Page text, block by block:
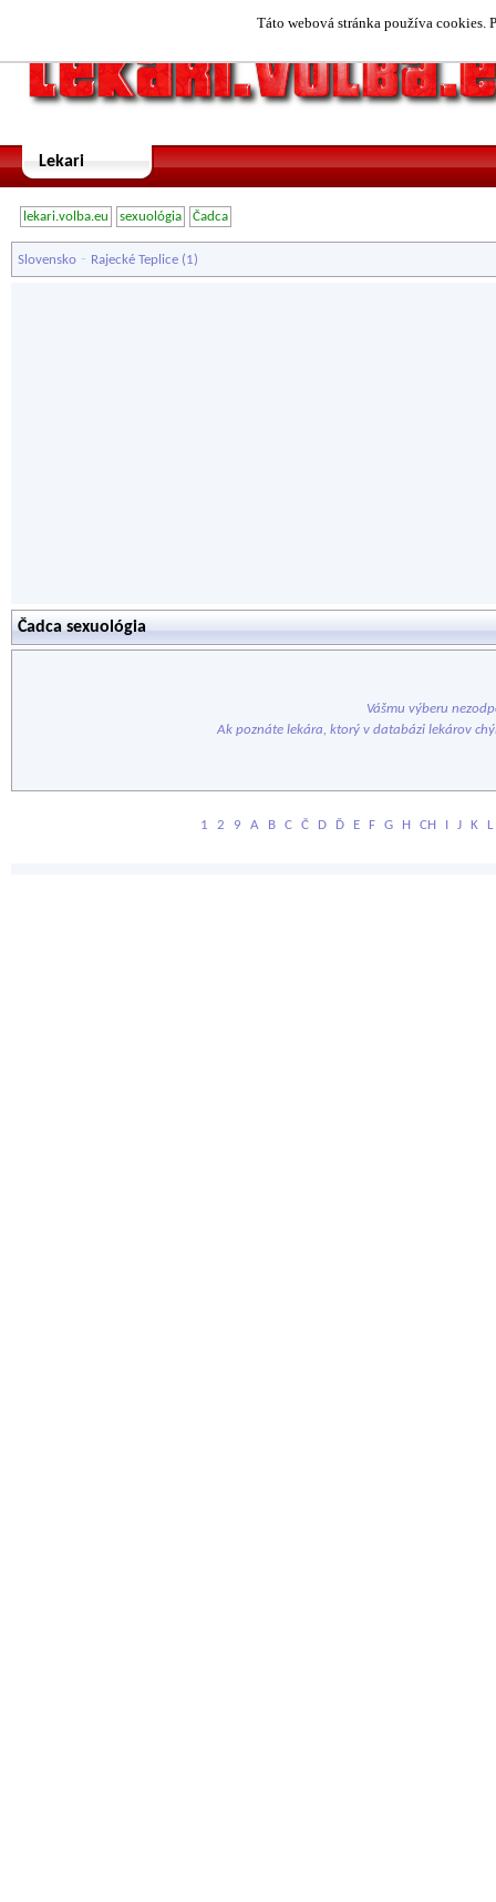
Táto webová stránka používa cookies.
Lekari
lekari.volba.eu sexuológia Čadca
Slovensko - Rajecké Teplice (1)
Čadca sexuológia
Vášmu výberu
Ak poznáte lekára, ktorý v databázi lekárov
1 2 9 A B C Č D Ď E F G H CH I J K L